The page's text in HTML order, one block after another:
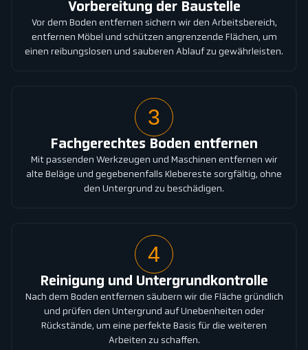
Vorbereitung der Baustelle
Vor dem Boden entfernen sichern wir den Arbeitsbereich,
entfernen Möbel und schützen angrenzende Flächen, um
einen reibungslosen und sauberen Ablauf zu gewährleisten.
3
Fachgerechtes Boden entfernen
Mit passenden Werkzeugen und Maschinen entfernen wir
alte Beläge und gegebenenfalls Klebereste sorgfältig, ohne
den Untergrund zu beschädigen.
4
Reinigung und Untergrundkontrolle
Nach dem Boden entfernen säubern wir die Fläche gründlich
und prüfen den Untergrund auf Unebenheiten oder
Rückstände, um eine perfekte Basis für die weiteren
Arbeiten zu schaffen.